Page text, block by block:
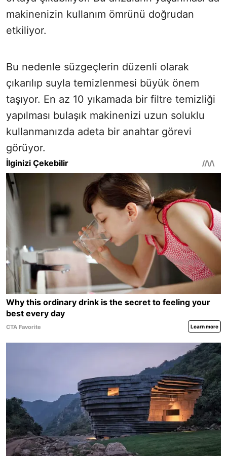
makinenizin kullanım ömrünü doğrudan
etkiliyor.
Bu nedenle süzgeçlerin düzenli olarak
çıkarılıp suyla temizlenmesi büyük önem
taşıyor. En az 10 yıkamada bir filtre temizliği
yapılması bulaşık makinenizi uzun soluklu
kullanmanızda adeta bir anahtar görevi
görüyor.